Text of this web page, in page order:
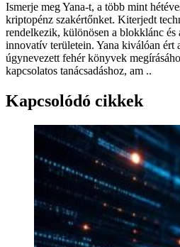
Ismerje meg Yana-t, a több mint
kriptopénz szakértőnket. Kiterjedt
rendelkezik, különösen a blokklánc és
innovatív területein. Yana kiválóan ért
úgynevezett fehér könyvek
kapcsolatos tanácsadáshoz, am ..
Kapcsolódó cikkek